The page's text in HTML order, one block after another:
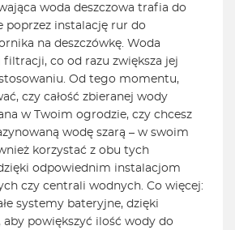
woda deszczowa trafia do
poprzez instalację rur do
na deszczówkę. Woda
co od razu zwiększa jej
Od tego momentu,
czy całość zbieranej wody
w Twoim ogrodzie, czy chcesz
wodę szarą – w swoim
korzystać z obu tych
odpowiednim instalacjom
czy centrali wodnych. Co więcej:
systemy bateryjne, dzięki
powiększyć ilość wody do